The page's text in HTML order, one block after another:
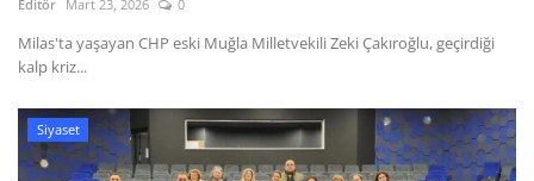
Editör Mart 23, 2026 0
Milas'ta yaşayan CHP eski Muğla Milletvekili Zeki Çakıroğlu, geçirdiği
kalp kriz...
Siyaset